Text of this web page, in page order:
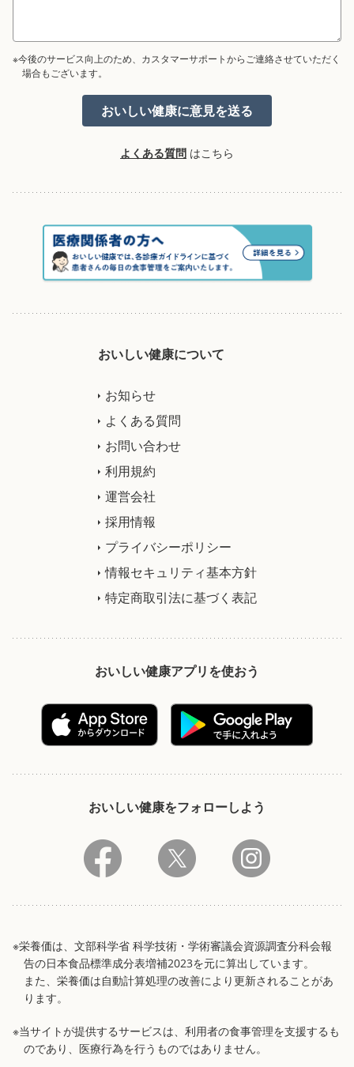
※今後のサービス向上のため、カスタマーサポートからご連絡させていただく
場合もございます。
よくある質問 はこちら
おいしい健康について
お知らせ
よくある質問
お問い合わせ
利用規約
運営会社
採用情報
プライバシーポリシー
情報セキュリティ基本方針
特定商取引法に基づく表記
おいしい健康アプリを使おう
おいしい健康をフォローしよう
※栄養価は、文部科学省 科学技術・学術審議会資源調査分科会報
告の日本食品標準成分表増補2023を元に算出しています。
また、栄養価は自動計算処理の改善により更新されることがあ
ります。
※当サイトが提供するサービスは、利用者の食事管理を支援するも
のであり、医療行為を行うものではありません。